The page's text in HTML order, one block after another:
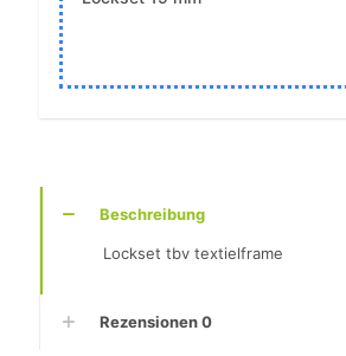
Beschreibung
Lockset tbv textielframe
Rezensionen0